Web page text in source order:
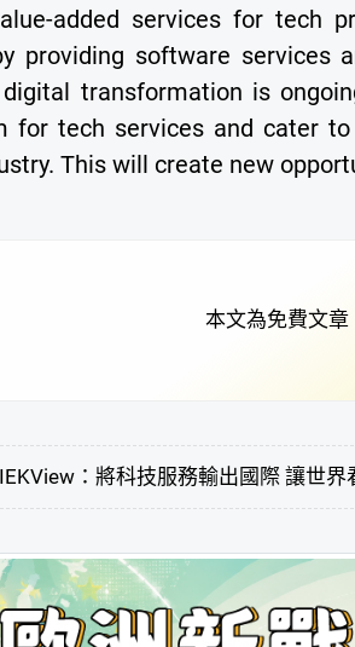
added services for tech
providing software services
transformation is
for tech services and cater
This will create new
本文為免費文章
IEKView：將科技服務輸出國際 讓世